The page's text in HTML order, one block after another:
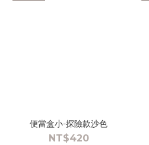
便當盒小-探險款沙色
NT$420